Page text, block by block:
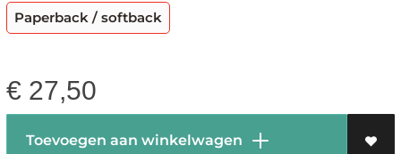
Paperback / softback
€ 27,50
Toevoegen aan winkelwagen